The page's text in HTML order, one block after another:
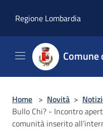
Regione Lombardia
Comune
Home > Novità >
Bullo Chi? - Incontro
comunità inserito